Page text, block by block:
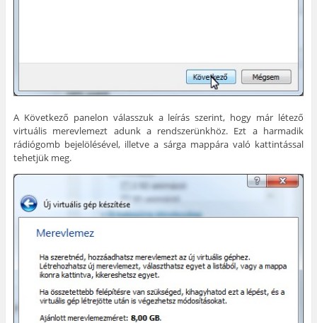
A Következő panelon válasszuk a leírás szerint, hogy már létező
virtuális merevlemezt adunk a rendszerünkhöz. Ezt a harmadik
rádiógomb bejelölésével, illetve a sárga mappára való kattintással
tehetjük meg.